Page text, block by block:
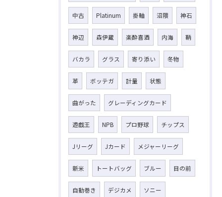
中古 Platinum 掛軸 沼隈 神石
神辺 森伊蔵 楽酔喜酒 内海 鞆
バカラ グラス 寄り添い 冬物
革 ボッテガ 計量 状態
曲がった グレーディングカード
遊戯王 NPB プロ野球 チップス
Jリーグ Jカード メジャーリーグ
新米 トートバッグ ブルー 目の前
自動巻き デジカメ ソニー